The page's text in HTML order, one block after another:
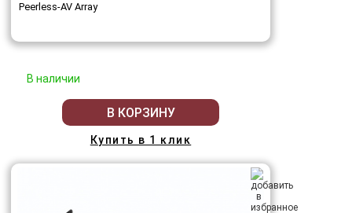
Peerless-AV Array
В наличии
В КОРЗИНУ
Купить в 1 клик